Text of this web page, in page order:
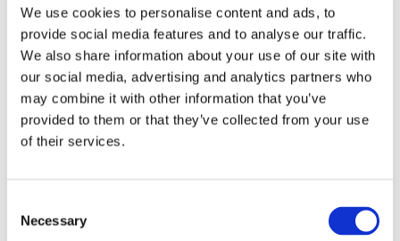
We use cookies to personalise content and ads, to
provide social media features and to analyse our traffic.
We also share information about your use of our site with
our social media, advertising and analytics partners who
may combine it with other information that you’ve
provided to them or that they’ve collected from your use
of their services.
Selection
Necessary
Oslo Guide: Disse restaurantene holder åpent
Topp 10 oktober: – En helt fantastisk kveld!
3 steps: Slik er du med til å hjelpe restaurantene!
Oslo guide: 10 mandagsåpne restauranter
Tags: